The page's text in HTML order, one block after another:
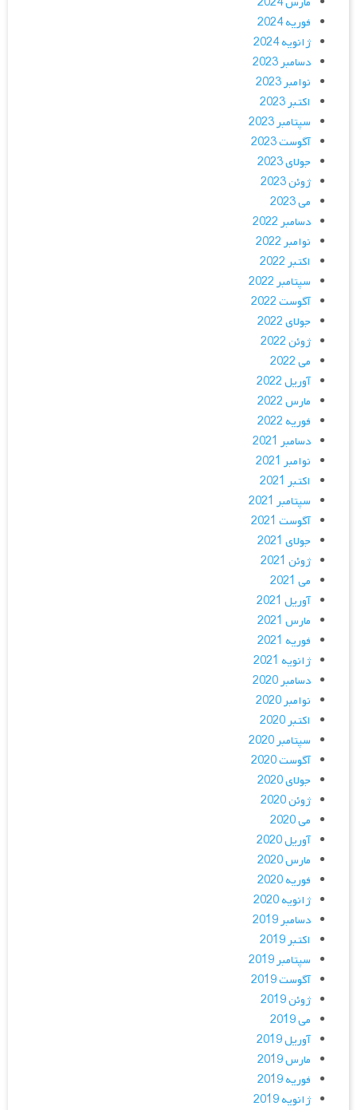
فوریه 2024
ژانویه 2024
دسامبر 2023
نوامبر 2023
اکتبر 2023
سپتامبر 2023
آگوست 2023
جولای 2023
ژوئن 2023
می 2023
دسامبر 2022
نوامبر 2022
اکتبر 2022
سپتامبر 2022
آگوست 2022
جولای 2022
ژوئن 2022
می 2022
آوریل 2022
مارس 2022
فوریه 2022
دسامبر 2021
نوامبر 2021
اکتبر 2021
سپتامبر 2021
آگوست 2021
جولای 2021
ژوئن 2021
می 2021
آوریل 2021
مارس 2021
فوریه 2021
ژانویه 2021
دسامبر 2020
نوامبر 2020
اکتبر 2020
سپتامبر 2020
آگوست 2020
جولای 2020
ژوئن 2020
می 2020
آوریل 2020
مارس 2020
فوریه 2020
ژانویه 2020
دسامبر 2019
اکتبر 2019
سپتامبر 2019
آگوست 2019
ژوئن 2019
می 2019
آوریل 2019
مارس 2019
فوریه 2019
ژانویه 2019